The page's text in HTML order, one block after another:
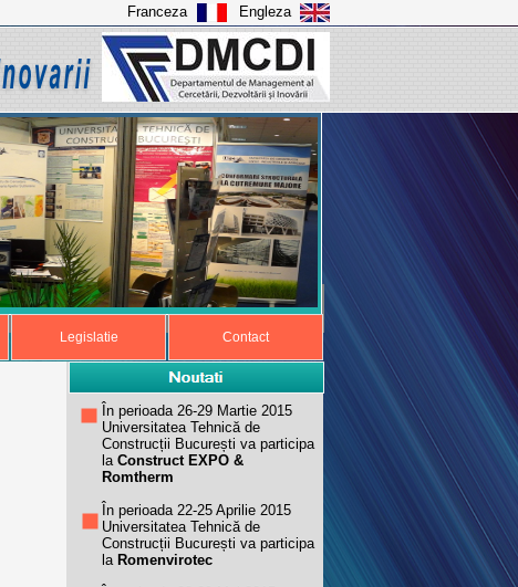
În perioada 26-29 Martie 2015
Universitatea Tehnică de
Construcții București va participa
la Construct EXPO &
Romtherm
În perioada 22-25 Aprilie 2015
Universitatea Tehnică de
Construcții București va participa
la Romenvirotec
Legislatie Contact
Franceza Engleza